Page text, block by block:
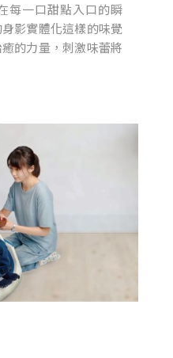
每一口甜點入口的瞬
影實體化這樣的味覺
的力量，刺激味蕾將